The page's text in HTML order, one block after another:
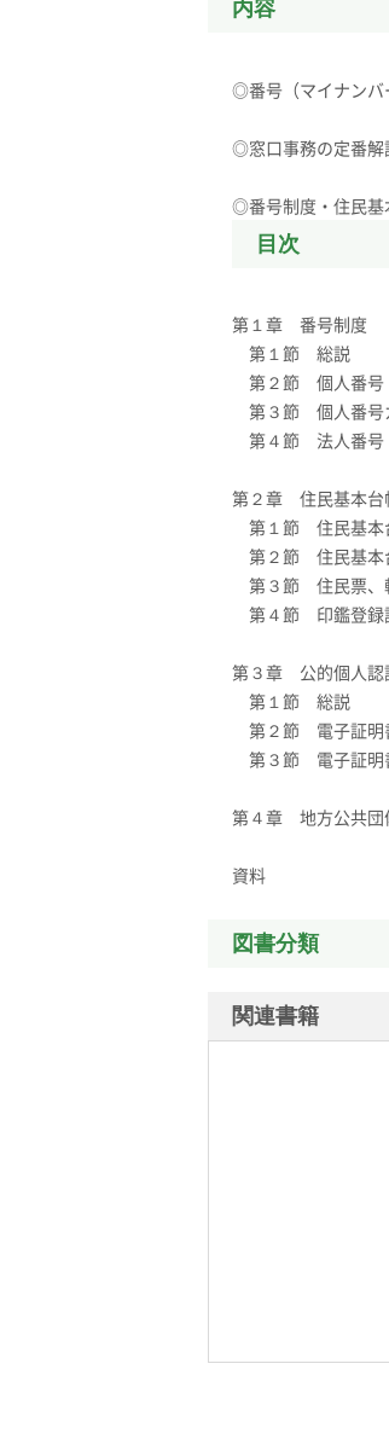
内容
◎番号（マイナンバ
◎窓口事務の定番解
◎番号制度・住民基
目次
第１章 番号制度
第１節 総説
第２節 個人番号
第３節 個人番号
第４節 法人番号
第２章 住民基本台
第１節 住民基本
第２節 住民基本
第３節 住民票、
第４節 印鑑登録
第３章 公的個人認
第１節 総説
第２節 電子証明
第３節 電子証明
第４章 地方公共団
資料
図書分類
関連書籍